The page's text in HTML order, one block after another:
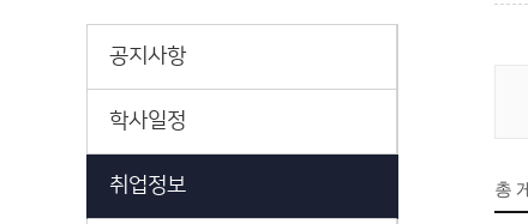
공지사항
학사일정
취업정보 총